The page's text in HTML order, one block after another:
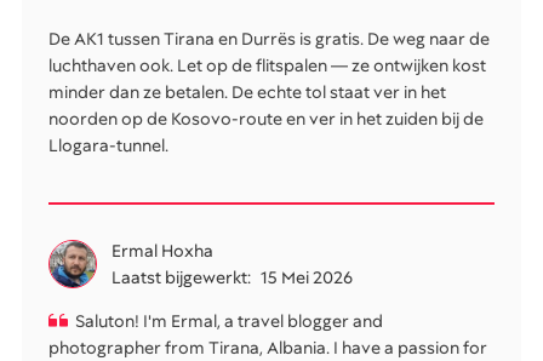
De AK1 tussen Tirana en Durrës is gratis. De weg naar de
luchthaven ook. Let op de flitspalen — ze ontwijken kost
minder dan ze betalen. De echte tol staat ver in het
noorden op de Kosovo-route en ver in het zuiden bij de
Llogara-tunnel.
Ermal Hoxha
Laatst bijgewerkt: 15 Mei 2026
Saluton! I'm Ermal, a travel blogger and
photographer from Tirana, Albania. I have a passion for